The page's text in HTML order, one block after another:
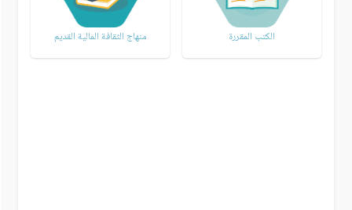
الكتب المقررة منهاج الثقافة المالية القديم